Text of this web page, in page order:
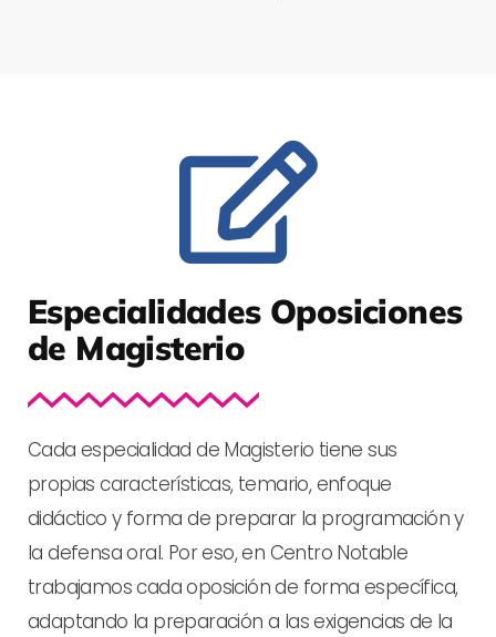
Especialidades Oposiciones
de Magisterio
Cada especialidad de Magisterio tiene sus
propias características, temario, enfoque
didáctico y forma de preparar la programación y
la defensa oral. Por eso, en Centro Notable
trabajamos cada oposición de forma específica,
adaptando la preparación a las exigencias de la